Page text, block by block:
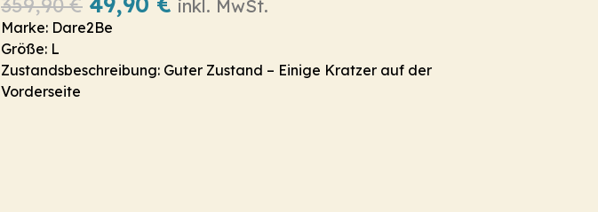
359,90€ inkl. MwSt.
Marke: Dare2Be
Größe: L
Zustandsbeschreibung: Guter Zustand – Einige Kratzer auf der
Vorderseite